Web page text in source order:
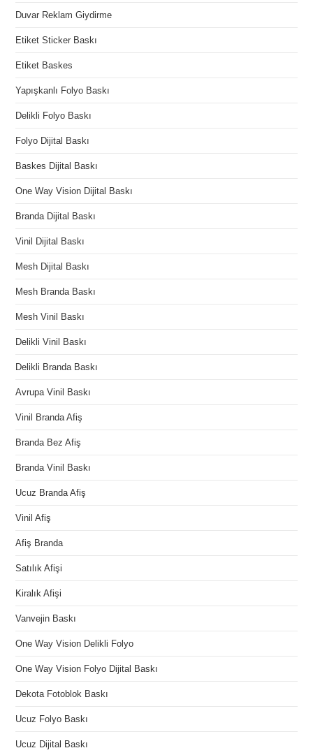
Duvar Reklam Giydirme
Etiket Sticker Baskı
Etiket Baskes
Yapışkanlı Folyo Baskı
Delikli Folyo Baskı
Folyo Dijital Baskı
Baskes Dijital Baskı
One Way Vision Dijital Baskı
Branda Dijital Baskı
Vinil Dijital Baskı
Mesh Dijital Baskı
Mesh Branda Baskı
Mesh Vinil Baskı
Delikli Vinil Baskı
Delikli Branda Baskı
Avrupa Vinil Baskı
Vinil Branda Afiş
Branda Bez Afiş
Branda Vinil Baskı
Ucuz Branda Afiş
Vinil Afiş
Afiş Branda
Satılık Afişi
Kiralık Afişi
Vanvejin Baskı
One Way Vision Delikli Folyo
One Way Vision Folyo Dijital Baskı
Dekota Fotoblok Baskı
Ucuz Folyo Baskı
Ucuz Dijital Baskı